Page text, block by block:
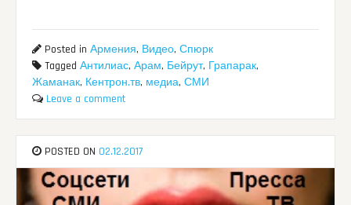
Posted inАрмения, Видео,Спюрк
TaggedАнтилиас,Арам, Бейрут, Грапарак,
Жаманак, Кентрон.тв, медиа,СМИ
Leave a comment
POSTED ON 02.12.2017